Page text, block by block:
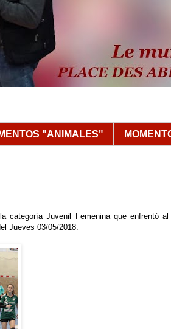
"ANIMALES"
categoría Juvenil Femenina que enfrentó al
Jueves 03/05/2018.